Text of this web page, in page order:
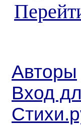
Авторы
Вход